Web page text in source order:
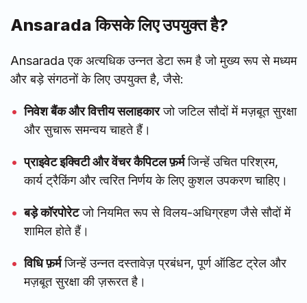
Ansarada किसके लिए उपयुक्त है?
Ansarada एक अत्यधिक उन्नत डेटा रूम है जो मुख्य रूप से मध्यम
और बड़े संगठनों के लिए उपयुक्त है, जैसे:
निवेश बैंक और वित्तीय सलाहकारजो जटिल सौदों में मज़बूत सुरक्षा
और सुचारू समन्वय चाहते हैं।
प्राइवेट इक्विटी और वेंचर कैपिटल फ़र्मजिन्हें उचित परिश्रम,
कार्य ट्रैकिंग और त्वरित निर्णय के लिए कुशल उपकरण चाहिए।
बड़े कॉरपोरेटजो नियमित रूप से विलय-अधिग्रहण जैसे सौदों में
शामिल होते हैं।
विधि फ़र्मजिन्हें उन्नत दस्तावेज़ प्रबंधन, पूर्ण ऑडिट ट्रेल और
मज़बूत सुरक्षा की ज़रूरत है।